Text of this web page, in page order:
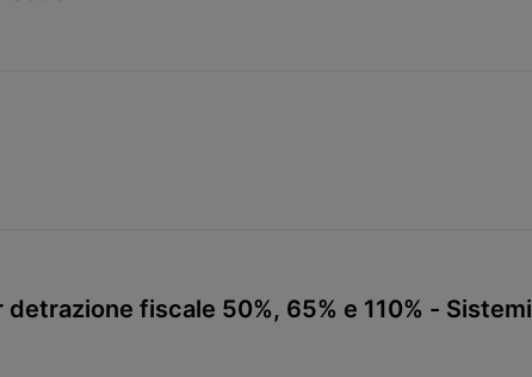
fiscale 50%, 65% e 110% - Sistemi